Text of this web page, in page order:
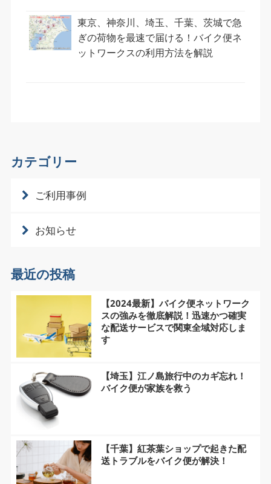
東京、神奈川、埼玉、千葉、茨城で急
ぎの荷物を最速で届ける！バイク便ネ
ットワークスの利用方法を解説
カテゴリー
ご利用事例
お知らせ
最近の投稿
【2024最新】バイク便ネットワーク
スの強みを徹底解説！迅速かつ確実
な配送サービスで関東全域対応しま
す
【埼玉】江ノ島旅行中のカギ忘れ！
バイク便が家族を救う
【千葉】紅茶葉ショップで起きた配
送トラブルをバイク便が解決！